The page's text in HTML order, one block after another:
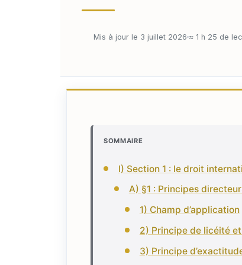
Mis à jour le 3 juillet 2026 ≈ 1 h 25 de
SOMMAIRE
I) Section 1 : le droit
A) §1 : Principes
1) Champ d’application
2) Principe de licéité
3) Principe